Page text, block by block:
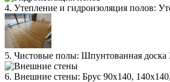
4. Утепление и гидроизоляция полов:
5. Чистовые полы: Шпунтованная доска
6. Внешние стены: Брус 90х140,